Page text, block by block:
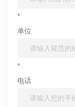
*
单位
*
电话